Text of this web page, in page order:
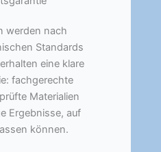
werden nach
Standards
eine klare
fachgerechte
Materialien
Ergebnisse, auf
können.